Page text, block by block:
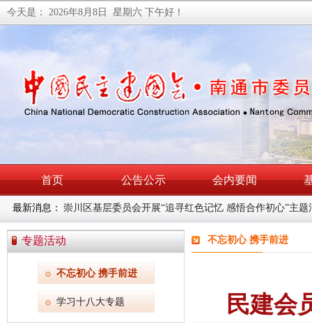
今天是： 2026年8月8日 星期六 下午好！
首页 公告公示 会内要闻
最新消息： 民建南通市委会召开理论学习中心组学习（扩大）会暨主
专题活动
不忘初心 携手前进
学习十八大专题
不忘初心 携手前进
民建会